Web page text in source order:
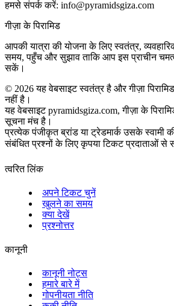
हमसे संपर्क करें: info@pyramidsgiza.com
गीज़ा के पिरामिड
आपकी यात्रा की योजना के लिए स्वतंत्र,
समय, पहुँच और सुझाव ताकि आप इस प्राचीन
सकें।
© 2026 यह वेबसाइट स्वतंत्र है और गीज़ा
नहीं है।
यह वेबसाइट pyramidsgiza.com, गीज़ा के
सूचना मंच है।
प्रत्येक पंजीकृत ब्रांड या ट्रेडमार्क उसके स्वामी
संबंधित प्रश्नों के लिए कृपया टिकट प्रदाताओं से
त्वरित लिंक
अपने टिकट चुनें
खुलने का समय
क्या देखें
प्रश्नोत्तर
कानूनी
कानूनी नोट्स
हमारे बारे में
गोपनीयता नीति